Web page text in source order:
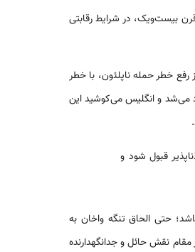
بیست‌ویک، در شرایط رقابتی
خطر حمله ناپلئون، با خطر
می‌شد و انگلیس می‌کوشید این
قبول شود و
حتی الحاق تنگه واخان به
نقش حائل و جدانگهدارنده